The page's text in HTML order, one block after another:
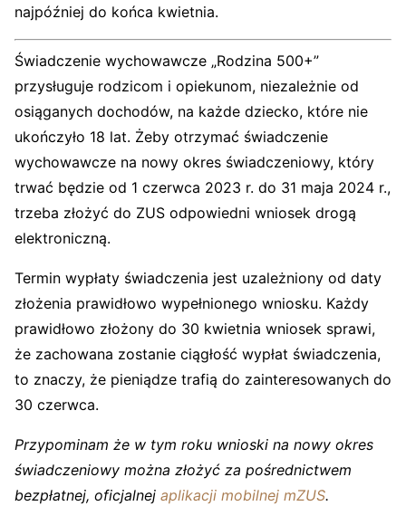
najpóźniej do końca kwietnia.
Świadczenie wychowawcze „Rodzina 500+”
przysługuje rodzicom i opiekunom, niezależnie od
osiąganych dochodów, na każde dziecko, które nie
ukończyło 18 lat. Żeby otrzymać świadczenie
wychowawcze na nowy okres świadczeniowy, który
trwać będzie od 1 czerwca 2023 r. do 31 maja 2024 r.,
trzeba złożyć do ZUS odpowiedni wniosek drogą
elektroniczną.
Termin wypłaty świadczenia jest uzależniony od daty
złożenia prawidłowo wypełnionego wniosku. Każdy
prawidłowo złożony do 30 kwietnia wniosek sprawi,
że zachowana zostanie ciągłość wypłat świadczenia,
to znaczy, że pieniądze trafią do zainteresowanych do
30 czerwca.
Przypominam że w tym roku wnioski na nowy okres
świadczeniowy można złożyć za pośrednictwem
bezpłatnej, oficjalnej aplikacji mobilnej mZUS.